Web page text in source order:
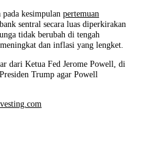
pada kesimpulanpertemuan
sentral secara luas diperkirakan
tidak berubah di tengah
dan inflasi yang lengket.
dari Ketua Fed Jerome Powell, di
Trump agar Powell